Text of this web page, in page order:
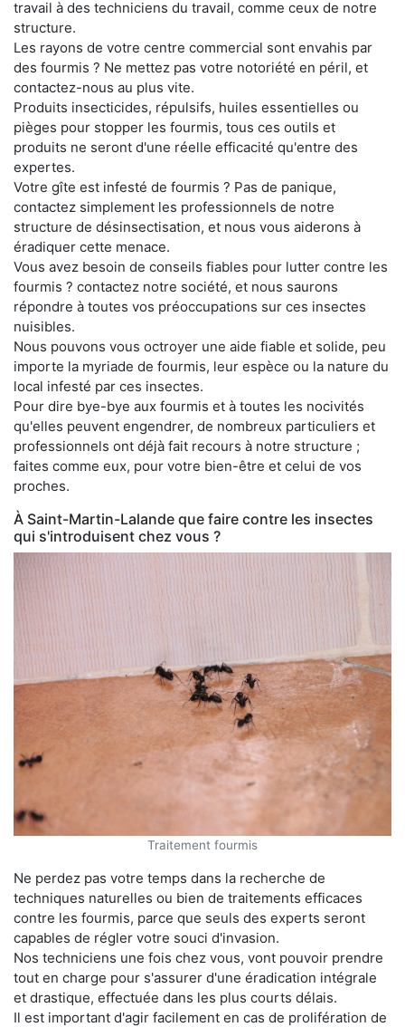
travail à des techniciens du travail, comme ceux de notre
structure.
Les rayons de votre centre commercial sont envahis par
des fourmis ? Ne mettez pas votre notoriété en péril, et
contactez-nous au plus vite.
Produits insecticides, répulsifs, huiles essentielles ou
pièges pour stopper les fourmis, tous ces outils et
produits ne seront d'une réelle efficacité qu'entre des
expertes.
Votre gîte est infesté de fourmis ? Pas de panique,
contactez simplement les professionnels de notre
structure de désinsectisation, et nous vous aiderons à
éradiquer cette menace.
Vous avez besoin de conseils fiables pour lutter contre les
fourmis ? contactez notre société, et nous saurons
répondre à toutes vos préoccupations sur ces insectes
nuisibles.
Nous pouvons vous octroyer une aide fiable et solide, peu
importe la myriade de fourmis, leur espèce ou la nature du
local infesté par ces insectes.
Pour dire bye-bye aux fourmis et à toutes les nocivités
qu'elles peuvent engendrer, de nombreux particuliers et
professionnels ont déjà fait recours à notre structure ;
faites comme eux, pour votre bien-être et celui de vos
proches.
À Saint-Martin-Lalande que faire contre les insectes
qui s'introduisent chez vous ?
Traitement fourmis
Ne perdez pas votre temps dans la recherche de
techniques naturelles ou bien de traitements efficaces
contre les fourmis, parce que seuls des experts seront
capables de régler votre souci d'invasion.
Nos techniciens une fois chez vous, vont pouvoir prendre
tout en charge pour s'assurer d'une éradication intégrale
et drastique, effectuée dans les plus courts délais.
Il est important d'agir facilement en cas de prolifération de